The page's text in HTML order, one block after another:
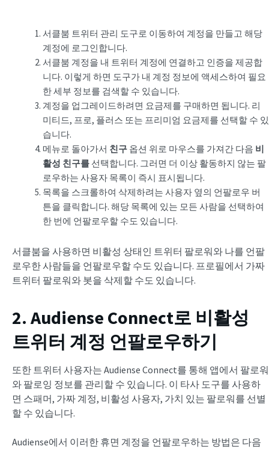
서클붐 트위터 관리 도구로 이동하여 계정을 만들고 해당
계정에 로그인합니다.
서클붐 계정을 내 트위터 계정에 연결하고 인증을 제공합
니다. 이렇게 하면 도구가 내 계정 정보에 액세스하여 필요
한 세부 정보를 검색할 수 있습니다.
계정을 업그레이드하려면 요금제를 구매하면 됩니다. 리
미티드, 프로, 플러스 또는 프리미엄 요금제를 선택할 수 있
습니다.
메뉴로 돌아가서 친구 옵션 위로 마우스를 가져간 다음 비
활성 친구를 선택합니다. 그러면 더 이상 활동하지 않는 팔
로우하는 사용자 목록이 즉시 표시됩니다.
목록을 스크롤하여 삭제하려는 사용자 옆의 언팔로우 버
튼을 클릭합니다. 해당 목록에 있는 모든 사람을 선택하여
한 번에 언팔로우할 수도 있습니다.
서클붐을 사용하면 비활성 상태인 트위터 팔로워와 나를 언팔
로우한 사람들을 언팔로우할 수도 있습니다. 프로필에서 가짜
트위터 팔로워와 봇을 삭제할 수도 있습니다.
2. Audiense Connect로 비활성
트위터 계정 언팔로우하기
또한 트위터 사용자는 Audiense Connect를 통해 앱에서 팔로워
와 팔로잉 정보를 관리할 수 있습니다. 이 타사 도구를 사용하
면 스패머, 가짜 계정, 비활성 사용자, 가치 있는 팔로워를 선별
할 수 있습니다.
Audiense에서 이러한 휴면 계정을 언팔로우하는 방법은 다음